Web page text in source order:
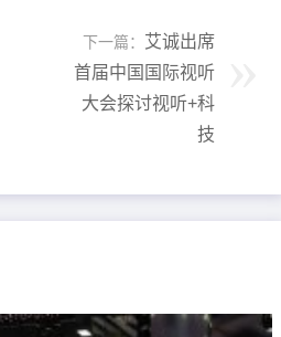
下一篇： 艾诚出席
首届中国国际视听
大会探讨视听+科
技